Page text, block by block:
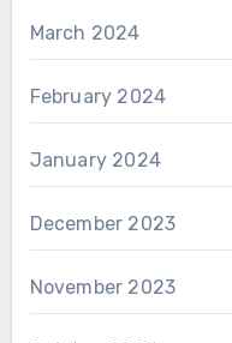
March 2024
February 2024
January 2024
December 2023
November 2023